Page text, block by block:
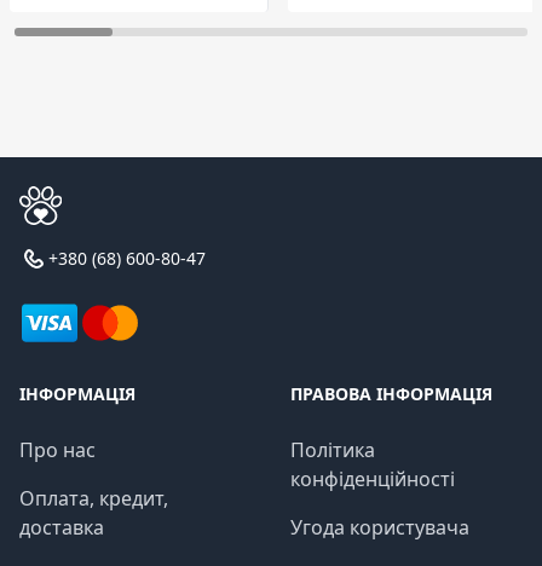
+380 (68) 600-80-47
ІНФОРМАЦІЯ
Про нас
Оплата, кредит,
доставка
ПРАВОВА ІНФОРМАЦІЯ
Політика
конфіденційності
Угода користувача